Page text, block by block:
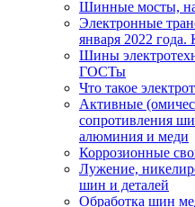
Шинные мосты,
Электронные
января 2022 года.
Шины
ГОСТы
Что такое
Активные
сопротивления
алюминия и меди
Коррозионные
Лужение,
шин и деталей
Обработка шин